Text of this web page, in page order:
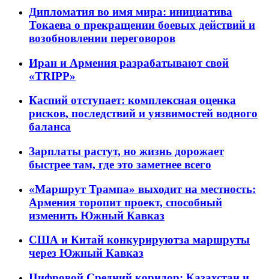
Дипломатия во имя мира: инициатива
Токаева о прекращении боевых действий и
возобновлении переговоров
Иран и Армения разрабатывают свой
«TRIPP»
Каспий отступает: комплексная оценка
рисков, последствий и уязвимостей водного
баланса
Зарплаты растут, но жизнь дорожает
быстрее там, где это заметнее всего
«Маршрут Трампа» выходит на местность:
Армения торопит проект, способный
изменить Южный Кавказ
США и Китай конкурируютза маршруты
через Южный Кавказ